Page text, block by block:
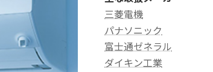
三菱電機
パナソニック
富士通ゼネラル
ダイキン工業